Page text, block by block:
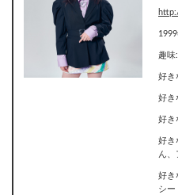
趣味
好き
好き
好き
好き
ん、
好き
シー